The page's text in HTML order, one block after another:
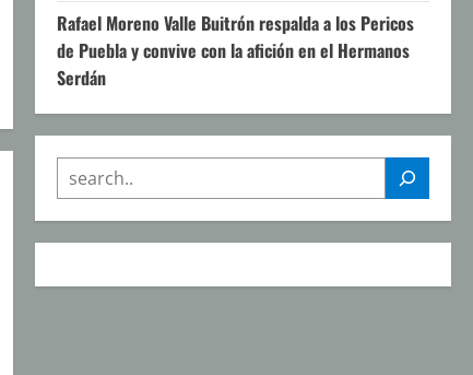
Rafael Moreno Valle Buitrón respalda a los Pericos
de Puebla y convive con la afición en el Hermanos
Serdán
SEARCH